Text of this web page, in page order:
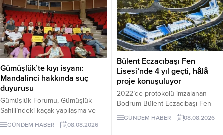
Gümüşlük’te kıyı isyanı:
Mandalinci hakkında suç
duyurusu
Gümüşlük Forumu, Gümüşlük
Sahili’ndeki kaçak yapılaşma ve
Çayıraltı Halk Plajı’ndaki işgal
iddiaları nedeniyle Bodrum
GÜNDEM HABER 08.08.2026
Bülent Eczacıbaşı Fen
Lisesi’nde 4 yıl geçti, hâlâ
proje konuşuluyor
2022’de protokolü imzalanan
Bodrum Bülent Eczacıbaşı Fen
Lisesi için dört yıl sonra hâlâ proje
süreci görüşülüyor. Okulun ne
GÜNDEM HABER 08.08.2026